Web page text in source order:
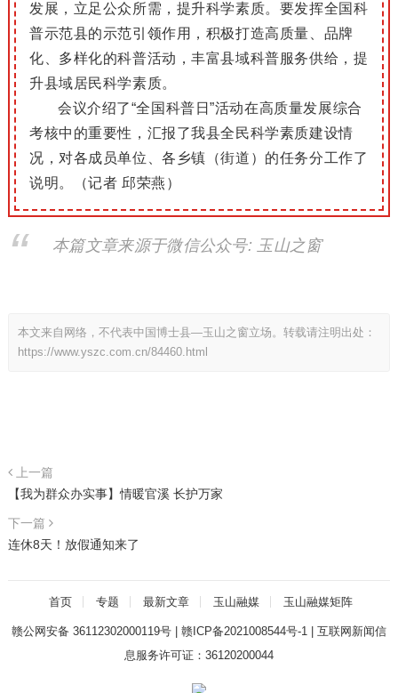
发展，立足公众所需，提升科学素质。要发挥全国科
普示范县的示范引领作用，积极打造高质量、品牌
化、多样化的科普活动，丰富县域科普服务供给，提
升县域居民科学素质。
会议介绍了“全国科普日”活动在高质量发展综合
考核中的重要性，汇报了我县全民科学素质建设情
况，对各成员单位、各乡镇（街道）的任务分工作了
说明。（记者 邱荣燕 ）
本篇文章来源于微信公众号: 玉山之窗
本文来自网络，不代表中国博士县—玉山之窗立场。转载请注明出处：
https://www.yszc.com.cn/84460.html
上一篇
【我为群众办实事】情暖官溪 长护万家
下一篇
连休8天！放假通知来了
首页 专题 最新文章 玉山融媒 玉山融媒矩阵
赣公网安备 36112302000119号| 赣ICP备2021008544号-1| 互联网新闻信
息服务许可证：36120200044